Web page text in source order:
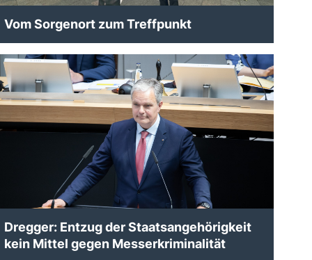
Vom Sorgenort zum Treffpunkt
Dregger: Entzug der Staatsangehörigkeit
kein Mittel gegen Messerkriminalität